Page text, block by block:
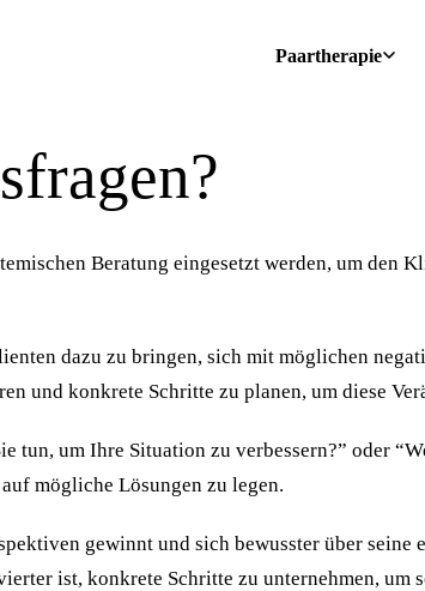
Paartherapie
Beratung eingesetzt werden, um den
dazu zu bringen, sich mit möglichen
und konkrete Schritte zu planen, um diese
tun, um Ihre Situation zu verbessern?” oder
mögliche Lösungen zu legen.
gewinnt und sich bewusster über
ist, konkrete Schritte zu unternehmen, um